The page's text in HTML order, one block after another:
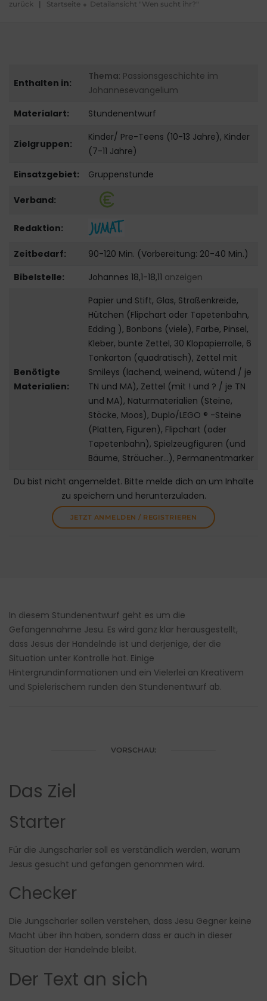
zurück | Startseite Detailansicht "Wen sucht ihr?"
Enthalten in:
Thema: Passionsgeschichte im
Johannesevangelium
Materialart:
Stundenentwurf
Zielgruppen:
Kinder/ Pre-Teens (10-13 Jahre), Kinder
(7-11 Jahre)
Einsatzgebiet:
Gruppenstunde
Verband:
Redaktion:
Zeitbedarf:
90-120 Min. (Vorbereitung: 20-40 Min.)
Bibelstelle:
Johannes 18,1-18,11 anzeigen
Benötigte
Materialien:
Papier und Stift, Glas, Straßenkreide,
Hütchen (Flipchart oder Tapetenbahn,
Edding ), Bonbons (viele), Farbe, Pinsel,
Kleber, bunte Zettel, 30 Klopapierrolle, 6
Tonkarton (quadratisch), Zettel mit
Smileys (lachend, weinend, wütend / je
TN und MA), Zettel (mit ! und ? / je TN
und MA), Naturmaterialien (Steine,
Stöcke, Moos), Duplo/LEGO ® -Steine
(Platten, Figuren), Flipchart (oder
Tapetenbahn), Spielzeugfiguren (und
Bäume, Sträucher...), Permanentmarker
Du bist nicht angemeldet. Bitte melde dich an um Inhalte
zu speichern und herunterzuladen.
JETZT ANMELDEN / REGISTRIEREN
In diesem Stundenentwurf geht es um die
Gefangennahme Jesu. Es wird ganz klar herausgestellt,
dass Jesus der Handelnde ist und derjenige, der die
Situation unter Kontrolle hat. Einige
Hintergrundinformationen und ein Vielerlei an Kreativem
und Spielerischem runden den Stundenentwurf ab.
VORSCHAU:
Das Ziel
Starter
Für die Jungscharler soll es verständlich werden, warum
Jesus gesucht und gefangen genommen wird.
Checker
Die Jungscharler sollen verstehen, dass Jesu Gegner keine
Macht über ihn haben, sondern dass er auch in dieser
Situation der Handelnde bleibt.
Der Text an sich